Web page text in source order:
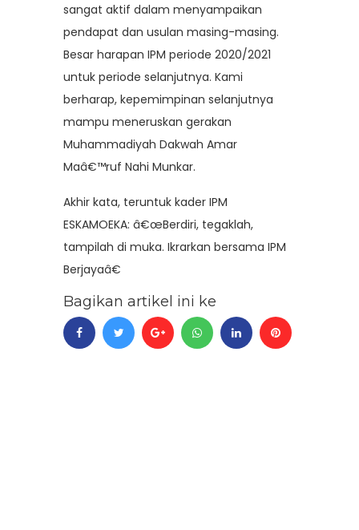
sangat aktif dalam menyampaikan
pendapat dan usulan masing-masing.
Besar harapan IPM periode 2020/2021
untuk periode selanjutnya. Kami
berharap, kepemimpinan selanjutnya
mampu meneruskan gerakan
Muhammadiyah Dakwah Amar
Maâ€™ruf Nahi Munkar.
Akhir kata, teruntuk kader IPM
ESKAMOEKA: â€œBerdiri, tegaklah,
tampilah di muka. Ikrarkan bersama IPM
Berjayaâ€
Bagikan artikel ini ke